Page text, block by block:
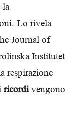
la
Lo rivela
Journal of
Institutet
respirazione
ricordivengono